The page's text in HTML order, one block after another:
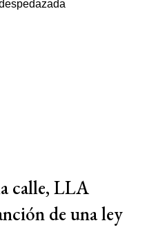
calle, LLA
de una ley